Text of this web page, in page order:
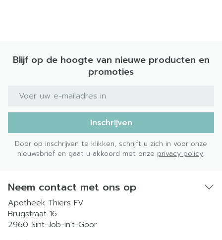
Blijf op de hoogte van nieuwe producten en
promoties
E-mail adres
Inschrijven
Door op inschrijven te klikken, schrijft u zich in voor onze
nieuwsbrief en gaat u akkoord met onze privacy policy.
Neem contact met ons op
Apotheek Thiers FV
Brugstraat 16
2960 Sint-Job-in't-Goor